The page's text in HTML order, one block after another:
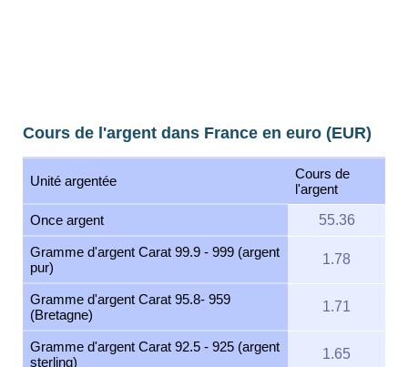
Cours de l'argent dans France en euro (EUR)
Unité argentée
Cours de
l'argent
Once argent 55.36
Gramme d'argent Carat 99.9 - 999 (argent
pur)
1.78
Gramme d'argent Carat 95.8- 959
(Bretagne)
1.71
Gramme d'argent Carat 92.5 - 925 (argent
sterling)
1.65